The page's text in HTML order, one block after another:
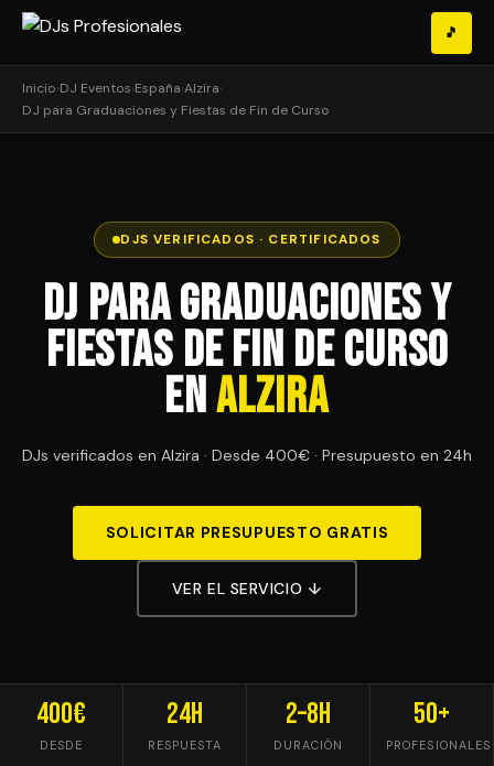
🎵
Inicio›DJ Eventos›España›Alzira›
DJ para Graduaciones y Fiestas de Fin de Curso
DJS VERIFICADOS · CERTIFICADOS
DJ para Graduaciones y
Fiestas de Fin de Curso
enAlzira
DJs verificados en Alzira · Desde 400€ · Presupuesto en 24h
SOLICITAR PRESUPUESTO GRATIS
VER EL SERVICIO ↓
400€
DESDE
24h
RESPUESTA
2–8h
DURACIÓN
50+
PROFESIONALES